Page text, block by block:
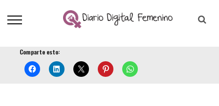
Comparte esto: